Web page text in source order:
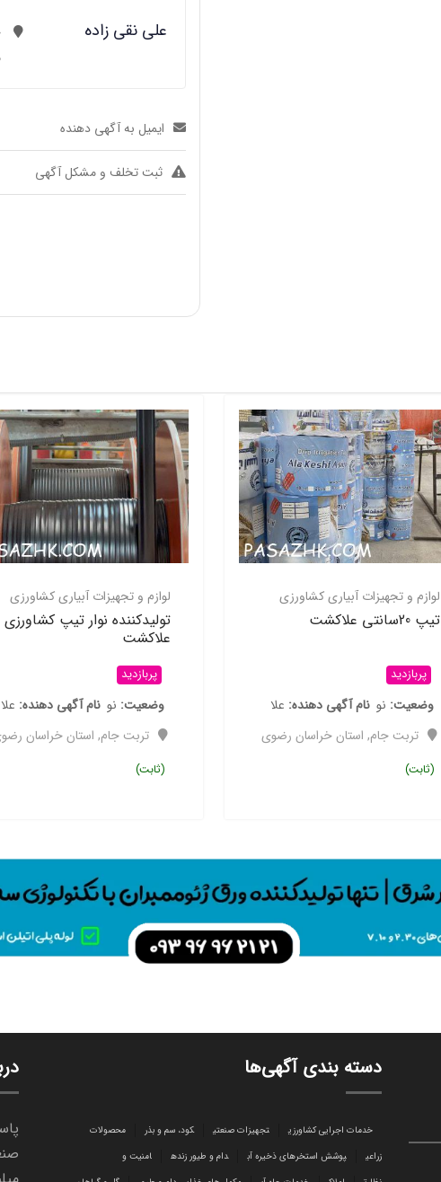
علی نقی زاده
ایمیل به آگهی دهنده
ثبت تخلف و مشکل آگهی
لوازم و تجهیزات آبیاری کشاورزی
تیپ 20سانتی علاکشت
پربازدید
وضعیت نو نام آگهی دهنده علا
تربت جام, استان خراسان رضوی
(ثابت)
لوازم و تجهیزات آبیاری کشاورزی
تولیدکننده نوار تیپ کشاورزی
علاکشت
پربازدید
وضعیت نو نام آگهی دهنده علا
تربت جام, استان خراسان
(ثابت)
دسته بندی آگهی‌ها
خدمات اجرایی کشاورزی تجهیزات صنعتی کود، سم و بذر
محصولات
زراعی
پوشش استخرهای ذخیره آب دام و طیور زنده
امنیت و